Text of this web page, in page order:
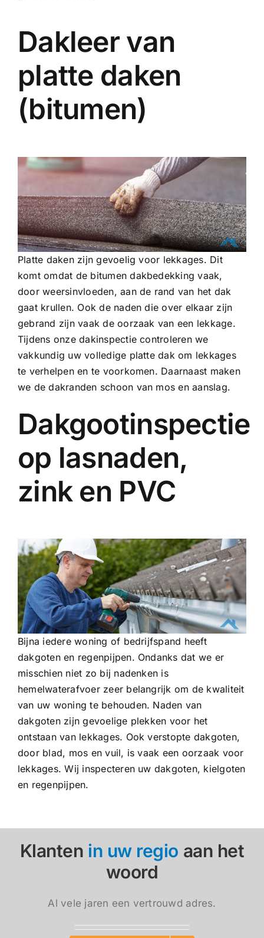
Dakleer van
platte daken
(bitumen)
Platte daken zijn gevoelig voor lekkages. Dit
komt omdat de bitumen dakbedekking vaak,
door weersinvloeden, aan de rand van het dak
gaat krullen. Ook de naden die over elkaar zijn
gebrand zijn vaak de oorzaak van een lekkage.
Tijdens onze dakinspectie controleren we
vakkundig uw volledige platte dak om lekkages
te verhelpen en te voorkomen. Daarnaast maken
we de dakranden schoon van mos en aanslag.
Dakgootinspectie
op lasnaden,
zink en PVC
Bijna iedere woning of bedrijfspand heeft
dakgoten en regenpijpen. Ondanks dat we er
misschien niet zo bij nadenken is
hemelwaterafvoer zeer belangrijk om de kwaliteit
van uw woning te behouden. Naden van
dakgoten zijn gevoelige plekken voor het
ontstaan van lekkages. Ook verstopte dakgoten,
door blad, mos en vuil, is vaak een oorzaak voor
lekkages. Wij inspecteren uw dakgoten, kielgoten
en regenpijpen.
Klanten in uw regio aan het
woord
Al vele jaren een vertrouwd adres.